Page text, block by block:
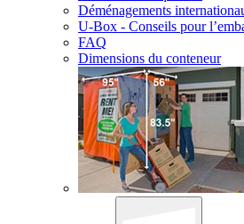
Déménagements
U-Box - Conseils pour
FAQ
Dimensions du conteneur